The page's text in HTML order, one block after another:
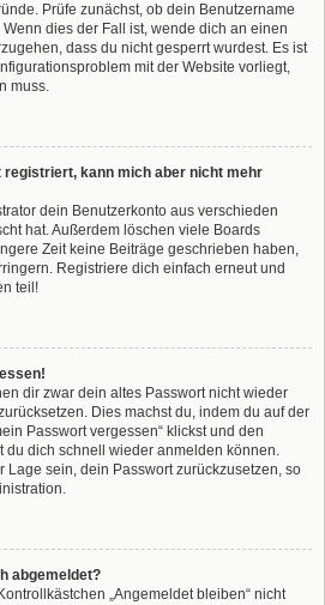
Prüfe zunächst, ob dein Benutzername
dies der Fall ist, wende dich an einen
dass du nicht gesperrt wurdest. Es ist
mit der Website vorliegt,
muss.
registriert, kann mich aber nicht mehr
dein Benutzerkonto aus verschieden
hat. Außerdem löschen viele Boards
Zeit keine Beiträge geschrieben haben,
Registriere dich einfach erneut und
teil!
dir zwar dein altes Passwort nicht wieder
Dies machst du, indem du auf der
Passwort vergessen“ klickst und den
du dich schnell wieder anmelden können.
Lage sein, dein Passwort zurückzusetzen, so
abgemeldet?
„Angemeldet bleiben“ nicht